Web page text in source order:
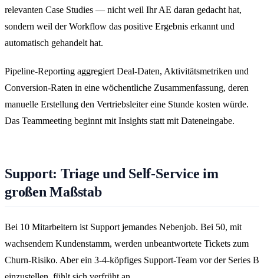
relevanten Case Studies — nicht weil Ihr AE daran gedacht hat,
sondern weil der Workflow das positive Ergebnis erkannt und
automatisch gehandelt hat.
Pipeline-Reporting aggregiert Deal-Daten, Aktivitätsmetriken und
Conversion-Raten in eine wöchentliche Zusammenfassung, deren
manuelle Erstellung den Vertriebsleiter eine Stunde kosten würde.
Das Teammeeting beginnt mit Insights statt mit Dateneingabe.
Support: Triage und Self-Service im
großen Maßstab
Bei 10 Mitarbeitern ist Support jemandes Nebenjob. Bei 50, mit
wachsendem Kundenstamm, werden unbeantwortete Tickets zum
Churn-Risiko. Aber ein 3-4-köpfiges Support-Team vor der Series B